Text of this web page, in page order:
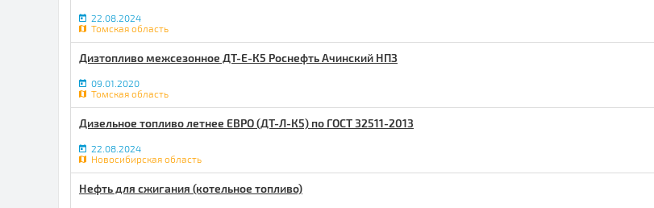
22.08.2024
Томская область
Дизтопливо межсезонное ДТ-Е-К5 Роснефть Ачинский НПЗ
09.01.2020
Томская область
Дизельное топливо летнее ЕВРО (ДТ-Л-К5) по ГОСТ 32511-2013
22.08.2024
Новосибирская область
Нефть для сжигания (котельное топливо)